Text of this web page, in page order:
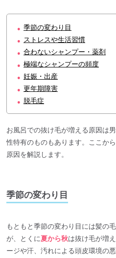
● 季節の変わり目
● ストレスや生活習慣
● 合わないシャンプー・薬剤
● 極端なシャンプーの頻度
● 妊娠・出産
● 更年期障害
● 脱毛症
お風呂での抜け毛が増える原因は
性特有のものもあります。ここか
原因を解説します。
季節の変わり目
もともと季節の変わり目には髪の
が、とくに夏から秋は抜け毛が増
ージや汗、汚れによる頭皮環境の悪